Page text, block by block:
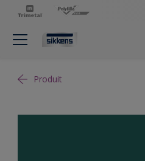
Produit